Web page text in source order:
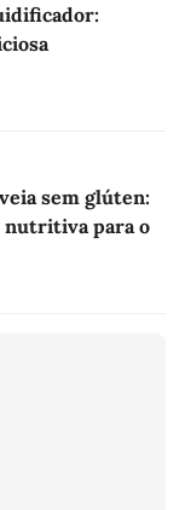
sem glúten:
nutritiva para o